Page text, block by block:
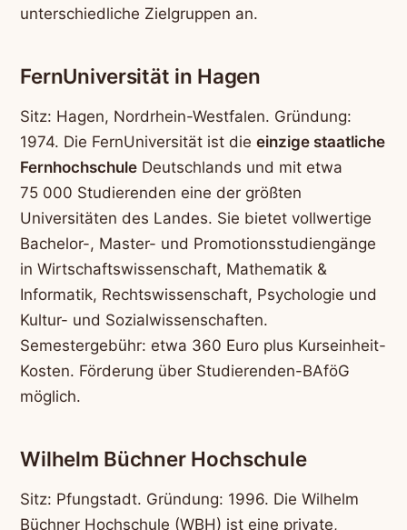
unterschiedliche Zielgruppen an.
FernUniversität in Hagen
Sitz: Hagen, Nordrhein-Westfalen. Gründung:
1974. Die FernUniversität ist dieeinzige staatliche
Fernhochschule Deutschlands und mit etwa
75 000 Studierenden eine der größten
Universitäten des Landes. Sie bietet vollwertige
Bachelor-, Master- und Promotionsstudiengänge
in Wirtschaftswissenschaft, Mathematik &
Informatik, Rechtswissenschaft, Psychologie und
Kultur- und Sozialwissenschaften.
Semestergebühr: etwa 360 Euro plus Kurseinheit-
Kosten. Förderung über Studierenden-BAföG
möglich.
Wilhelm Büchner Hochschule
Sitz: Pfungstadt. Gründung: 1996. Die Wilhelm
Büchner Hochschule (WBH) ist eine private,